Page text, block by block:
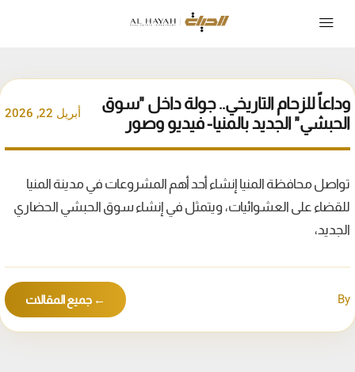
وداعاً للزحام التاريخي.. جولة داخل "سوق
الحبشي" الجديد بالمنيا- فيديو وصور
أبريل 22, 2026
تواصل محافظة المنيا إنشاء أحد أهم المشروعات في مدينة المنيا
للقضاء على العشوائيات، ويتمثل في إنشاء سوق الحبشي الحضاري
الجديد،
By ← جميع المقالات